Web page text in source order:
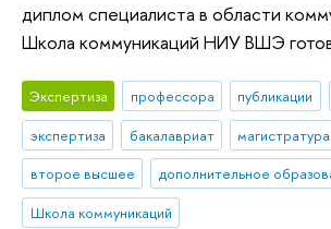
диплом специалиста в области
Школа коммуникаций НИУ ВШЭ
Экспертиза профессора публикации
экспертиза
бакалавриат
магистратура
второе высшее
дополнительное
Школа коммуникаций